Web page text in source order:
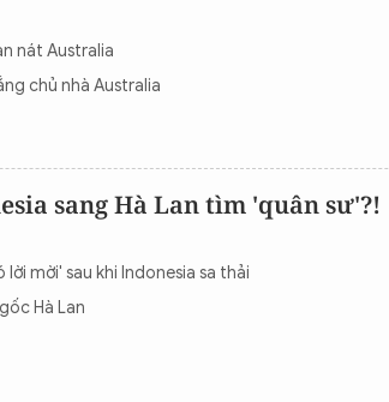
nát Australia
chủ nhà Australia
sang Hà Lan tìm 'quân sư'?!
mời' sau khi Indonesia sa thải
Hà Lan